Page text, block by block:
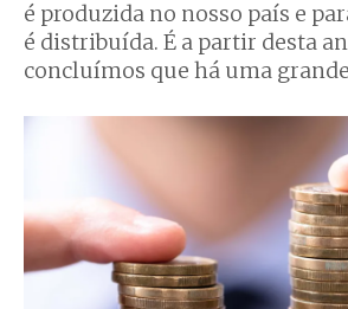
é produzida no nosso país e
é distribuída. É a partir desta
concluímos que há uma